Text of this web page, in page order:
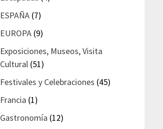
ESPAÑA (7)
EUROPA (9)
Exposiciones, Museos, Visita
Cultural (51)
Festivales y Celebraciones (45)
Francia (1)
Gastronomía (12)